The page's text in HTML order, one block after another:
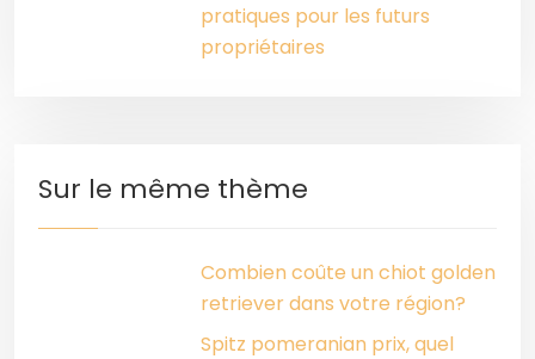
pratiques pour les futurs
propriétaires
Sur le même thème
Combien coûte un chiot golden
retriever dans votre région?
Spitz pomeranian prix, quel